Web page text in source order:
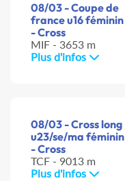
08/03 - Coupe de
france u16 féminin
- Cross
MIF - 3653 m
Plus d'infos
08/03 - Cross long
u23/se/ma féminin
- Cross
TCF - 9013 m
Plus d'infos